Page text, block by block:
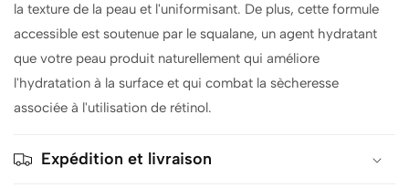
30ml
30ml
la texture de la peau et l'uniformisant. De plus, cette formule
accessible est soutenue par le squalane, un agent hydratant
que votre peau produit naturellement qui améliore
l'hydratation à la surface et qui combat la sècheresse
associée à l'utilisation de rétinol.
Expédition et livraison